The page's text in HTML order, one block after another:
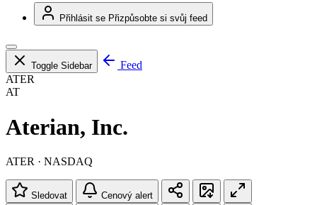
Přihlásit se Přizpůsobte si svůj feed
Toggle Sidebar
Feed
ATER
AT
Aterian, Inc.
ATER · NASDAQ
Sledovat Cenový alert